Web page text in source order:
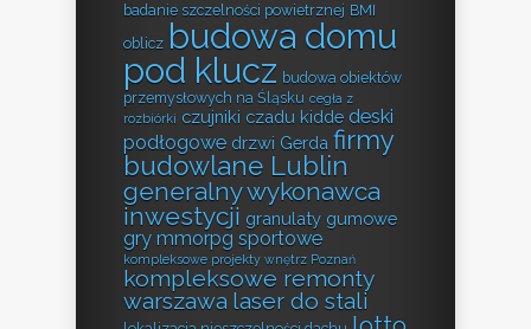
badanie szczelności powietrznej BMI
oblicz budowa domu
pod klucz budowa obiektów
przemysłowych na Śląsku cegła z
rozbiórki czujniki czadu kidde deski
podłogowe drzwi Gerda firmy
budowlane Lublin
generalny wykonawca
inwestycji granulaty gumowe
gry mmorpg sportowe
kompleksowe projekty wnętrz Poznań
kompleksowe remonty
warszawa laser do stali